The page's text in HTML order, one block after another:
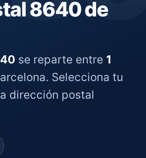
8640 de
se reparte entre 1
Selecciona tu
dirección postal